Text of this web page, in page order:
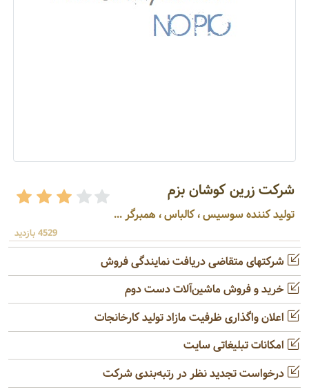
شرکت زرین کوشان بزم
تولید کننده سوسیس ، کالباس ، همبرگر ...
4529 بازدید
شرکتهای متقاضی دریافت نمایندگی فروش
خرید و فروش ماشین‌آلات دست دوم
اعلان واگذاری ظرفیت مازاد تولید کارخانجات
امکانات تبلیغاتی سایت
درخواست تجدید نظر در رتبه‌بندی شرکت